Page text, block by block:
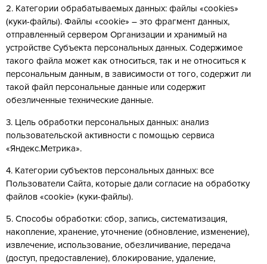
2. Категории обрабатываемых данных: файлы «cookies»
(куки-файлы). Файлы «cookie» – это фрагмент данных,
отправленный сервером Организации и хранимый на
устройстве Субъекта персональных данных. Содержимое
такого файла может как относиться, так и не относиться к
персональным данным, в зависимости от того, содержит ли
такой файл персональные данные или содержит
обезличенные технические данные.
3. Цель обработки персональных данных: анализ
пользовательской активности с помощью сервиса
«Яндекс.Метрика».
4. Категории субъектов персональных данных: все
Пользователи Сайта, которые дали согласие на обработку
файлов «cookie» (куки-файлы).
5. Способы обработки: сбор, запись, систематизация,
накопление, хранение, уточнение (обновление, изменение),
извлечение, использование, обезличивание, передача
(доступ, предоставление), блокирование, удаление,